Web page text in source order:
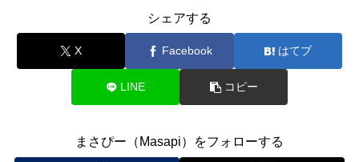
シェアする
X Facebook はてブ
LINE コピー
まさぴー（Masapi）をフォローする